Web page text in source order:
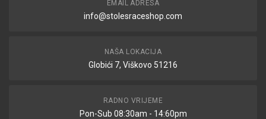
EMAIL ADRESA
info@stolesraceshop.com
NAŠA LOKACIJA
Globići 7, Viškovo 51216
RADNO VRIJEME
Pon-Sub 08:30am - 14:60pm